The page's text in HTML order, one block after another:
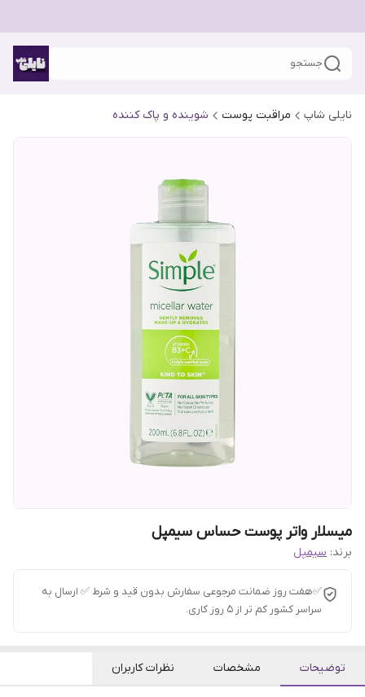
جستجو
نایلی شاپ مراقبت پوست شوینده و پاک کننده
میسلار واتر پوست حساس سیمپل
برند: سیمپل
✅هفت روز ضمانت مرجوعی سفارش بدون قید و شرط ✅ ارسال به
سراسر کشور کم تر از 5 روز کاری.
توضیحات مشخصات نظرات کاربران